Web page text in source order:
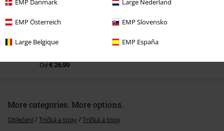
EMP Danmark Large Nederland
EMP Österreich EMP Slovensko
Large Belgique EMP España
Od € 26,99
More categories. More options.
Oblečení Tričká a topy Tričká a topy